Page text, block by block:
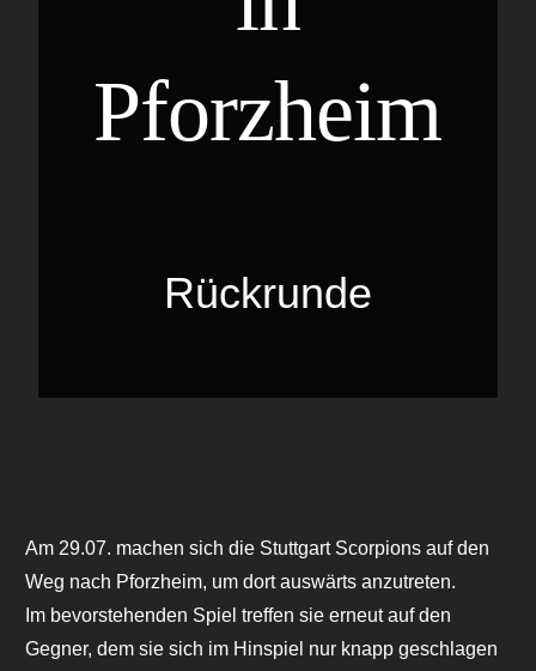
Pforzheim
Rückrunde
Am 29.07. machen sich die Stuttgart Scorpions auf den
Weg nach Pforzheim, um dort auswärts anzutreten.
Im bevorstehenden Spiel treffen sie erneut auf den
Gegner, dem sie sich im Hinspiel nur knapp geschlagen